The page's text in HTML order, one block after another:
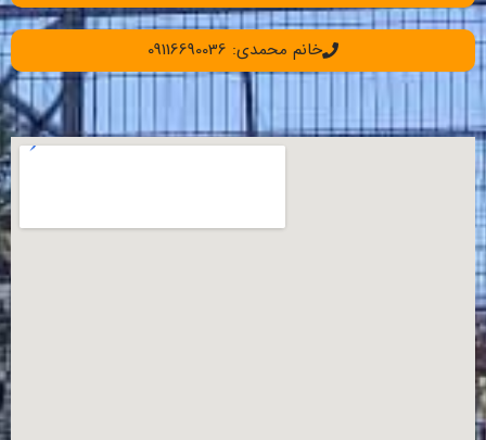
خانم محمدی: 09116690036